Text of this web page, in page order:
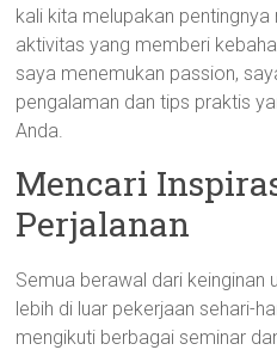
kali kita melupakan
aktivitas yang memberi
saya menemukan passion,
pengalaman dan tips praktis
Anda.
Mencari
Perjalanan
Semua berawal dari keinginan
lebih di luar pekerjaan sehari-
mengikuti berbagai seminar